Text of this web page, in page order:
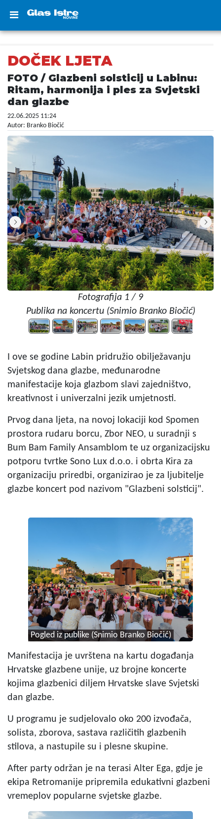
DOČEK LJETA
FOTO / Glazbeni solsticij u Labinu:
Ritam, harmonija i ples za Svjetski
dan glazbe
22.06.2025 11:24
Autor: Branko Biočić
Fotografija 1 / 9
Publika na koncertu (Snimio Branko Biočić)
I ove se godine Labin pridružio obilježavanju
Svjetskog dana glazbe, međunarodne
manifestacije koja glazbom slavi zajedništvo,
kreativnost i univerzalni jezik umjetnosti.
Prvog dana ljeta, na novoj lokaciji kod Spomen
prostora rudaru borcu, Zbor NEO, u suradnji s
Bum Bam Family Ansamblom te uz organizacijsku
potporu tvrtke Sono Lux d.o.o. i obrta Kira za
organizaciju priredbi, organizirao je za ljubitelje
glazbe koncert pod nazivom "Glazbeni solsticij".
Pogled iz publike (Snimio Branko Biočić)
Manifestacija je uvrštena na kartu događanja
Hrvatske glazbene unije, uz brojne koncerte
kojima glazbenici diljem Hrvatske slave Svjetski
dan glazbe.
U programu je sudjelovalo oko 200 izvođača,
solista, zborova, sastava različitih glazbenih
stilova, a nastupile su i plesne skupine.
After party održan je na terasi Alter Ega, gdje je
ekipa Retromanije pripremila edukativni glazbeni
vremeplov popularne svjetske glazbe.